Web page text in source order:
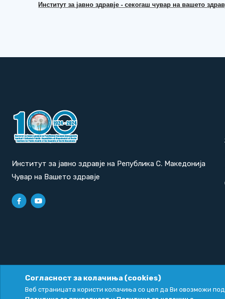
Институт за јавно здравје - секогаш чувар на вашето
Институт за јавно здравје на Република С. Македонија
Чувар на Вашето здравје
Политика за приватност | Политика за колачиња
Согласност за колачиња (cookies)
Веб страницата користи колачиња со цел да Ви овозможи